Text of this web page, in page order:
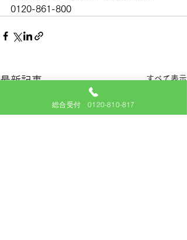
0120-861-800
最新記事 すべて表示
総合受付 0120-810-817